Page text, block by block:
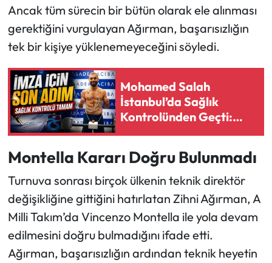
Ancak tüm sürecin bir bütün olarak ele alınması
gerektiğini vurgulayan Ağırman, başarısızlığın
tek bir kişiye yüklenemeyeceğini söyledi.
Mohamed Salah
İstanbul’da Sağlık
Kontrolünden Geçti:
Gözler İmzada
Montella Kararı Doğru Bulunmadı
Turnuva sonrası birçok ülkenin teknik direktör
değişikliğine gittiğini hatırlatan Zihni Ağırman, A
Milli Takım’da Vincenzo Montella ile yola devam
edilmesini doğru bulmadığını ifade etti.
Ağırman, başarısızlığın ardından teknik heyetin